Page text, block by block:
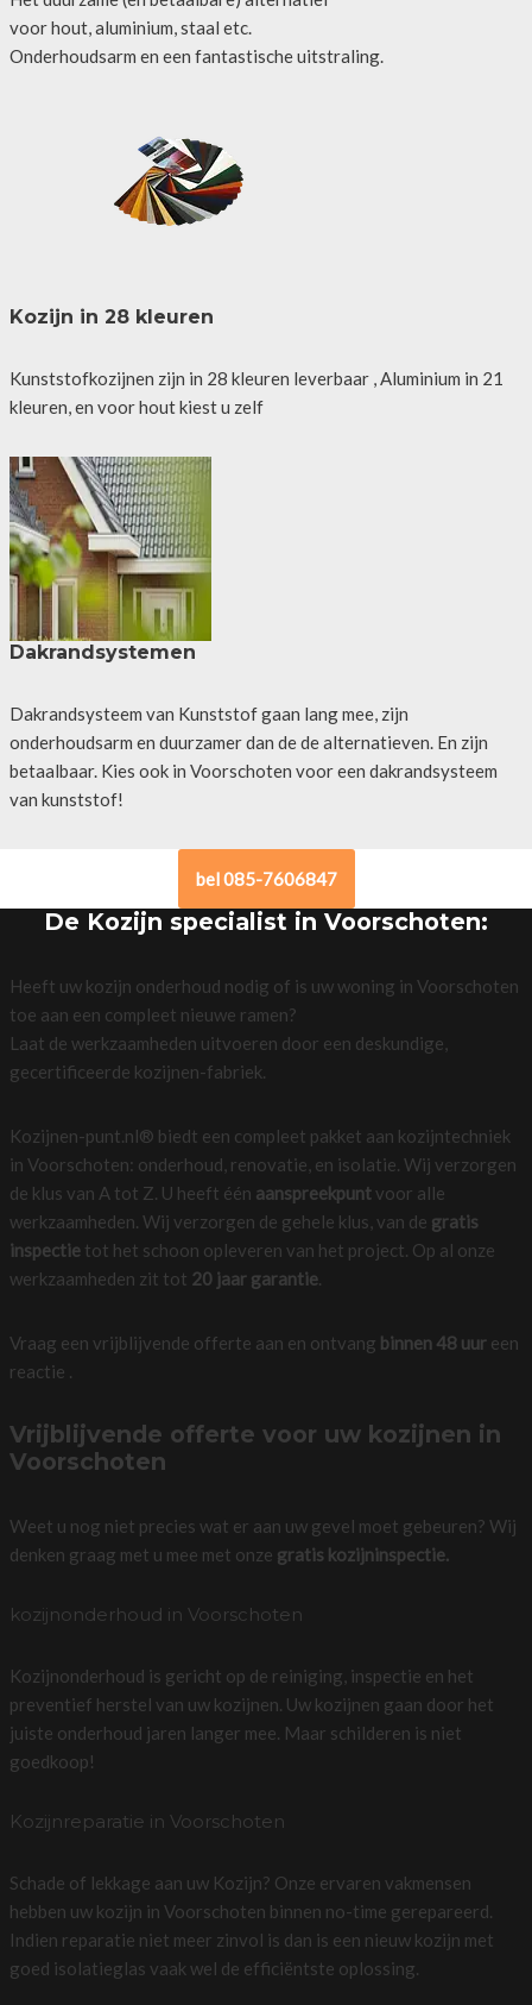
voor hout, aluminium, staal etc.
Onderhoudsarm en een fantastische uitstraling.
Kozijn in 28 kleuren
Kunststofkozijnen zijn in 28 kleuren leverbaar , Aluminium in 21
kleuren, en voor hout kiest u zelf
Dakrandsystemen
Dakrandsysteem van Kunststof gaan lang mee, zijn
onderhoudsarm en duurzamer dan de de alternatieven. En zijn
betaalbaar. Kies ook in Voorschoten voor een dakrandsysteem
van kunststof!
bel 085-7606847
De Kozijn specialist in Voorschoten:
Heeft uw kozijn onderhoud nodig of is uw woning in Voorschoten
toe aan een compleet nieuwe ramen?
Laat de werkzaamheden uitvoeren door een deskundige,
gecertificeerde kozijnen-fabriek.
Kozijnen-punt.nl® biedt een compleet pakket aan kozijntechniek
in Voorschoten: onderhoud, renovatie, en isolatie. Wij verzorgen
de klus van A tot Z. U heeft één aanspreekpuntvoor alle
werkzaamheden. Wij verzorgen de gehele klus, van de gratis
inspectietot het schoon opleveren van het project. Op al onze
werkzaamheden zit tot 20 jaar garantie.
Vraag een vrijblijvende offerte aan en ontvang binnen 48 uureen
reactie .
Vrijblijvende offerte voor uw kozijnen in
Voorschoten
Weet u nog niet precies wat er aan uw gevel moet gebeuren? Wij
denken graag met u mee met onze gratis kozijninspectie.
kozijnonderhoud in Voorschoten
Kozijnonderhoud is gericht op de reiniging, inspectie en het
preventief herstel van uw kozijnen. Uw kozijnen gaan door het
juiste onderhoud jaren langer mee. Maar schilderen is niet
goedkoop!
Kozijnreparatie in Voorschoten
Schade of lekkage aan uw Kozijn? Onze ervaren vakmensen
hebben uw kozijn in Voorschoten binnen no-time gerepareerd.
Indien reparatie niet meer zinvol is dan is een nieuw kozijn met
goed isolatieglas vaak wel de efficiëntste oplossing.